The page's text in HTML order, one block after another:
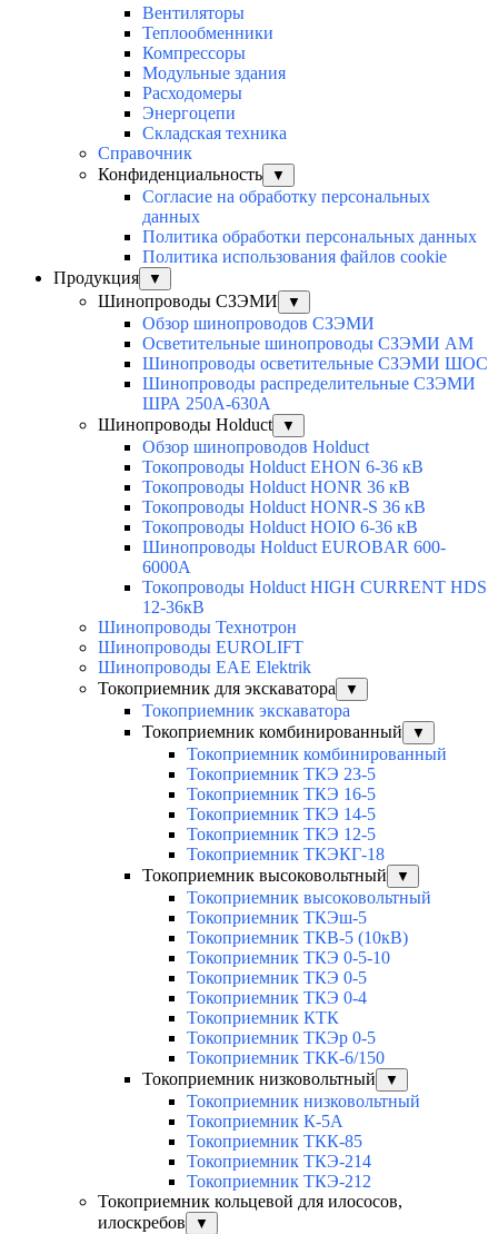
Вентиляторы
Теплообменники
Компрессоры
Модульные здания
Расходомеры
Энергоцепи
Складская техника
Справочник
Конфиденциальность
▼
Согласие на обработку персональных
данных
Политика обработки персональных данных
Политика использования файлов cookie
Продукция
▼
Шинопроводы СЗЭМИ ▼
Обзор шинопроводов СЗЭМИ
Осветительные шинопроводы СЗЭМИ АМ
Шинопроводы осветительные СЗЭМИ ШОС
Шинопроводы распределительные СЗЭМИ
ШРА 250А-630А
Шинопроводы Holduct
▼
Обзор шинопроводов Holduct
Токопроводы Holduct EHON 6-36 кВ
Токопроводы Holduct HONR 36 кВ
Токопроводы Holduct HONR-S 36 кВ
Токопроводы Holduct HOIO 6-36 кВ
Шинопроводы Holduct EUROBAR 600-
6000А
Токопроводы Holduct HIGH CURRENT HDS
12-36кВ
Шинопроводы Технотрон
Шинопроводы EUROLIFT
Шинопроводы EAE Elektrik
Токоприемник для экскаватора
▼
Токоприемник экскаватора
Токоприемник комбинированный
▼
Токоприемник комбинированный
Токоприемник ТКЭ 23-5
Токоприемник ТКЭ 16-5
Токоприемник ТКЭ 14-5
Токоприемник ТКЭ 12-5
Токоприемник ТКЭКГ-18
Токоприемник высоковольтный
▼
Токоприемник высоковольтный
Токоприемник ТКЭш-5
Токоприемник ТКВ-5 (10кВ)
Токоприемник ТКЭ 0-5-10
Токоприемник ТКЭ 0-5
Токоприемник ТКЭ 0-4
Токоприемник КТК
Токоприемник ТКЭр 0-5
Токоприемник ТКК-6/150
Токоприемник низковольтный
▼
Токоприемник низковольтный
Токоприемник К-5А
Токоприемник ТКК-85
Токоприемник ТКЭ-214
Токоприемник ТКЭ-212
Токоприемник кольцевой для илососов,
илоскребов
▼